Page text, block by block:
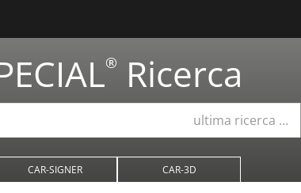
® Ricerca
ultima ricerca …
CAR-SIGNER CAR-3D